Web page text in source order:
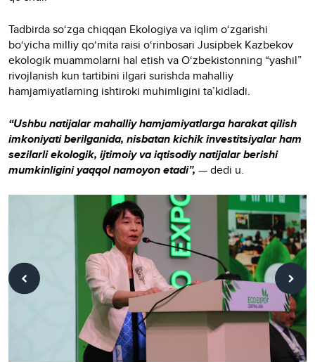
Tadbirda so‘zga chiqqan Ekologiya va iqlim o‘zgarishi
bo‘yicha milliy qo‘mita raisi o‘rinbosari Jusipbek Kazbekov
ekologik muammolarni hal etish va O‘zbekistonning “yashil”
rivojlanish kun tartibini ilgari surishda mahalliy
hamjamiyatlarning ishtiroki muhimligini ta’kidladi.
“Ushbu natijalar mahalliy hamjamiyatlarga harakat qilish
imkoniyati berilganida, nisbatan kichik investitsiyalar ham
sezilarli ekologik, ijtimoiy va iqtisodiy natijalar berishi
mumkinligini yaqqol namoyon etadi”, — dedi u.